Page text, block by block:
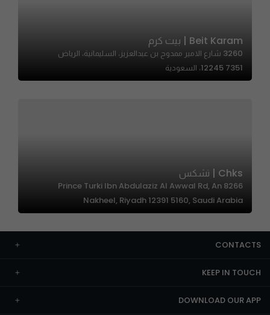
Beit Karam | بيت كرم
3260 شارع الامير ممدوح بن عبدالعزيز، السليمانية، الرياض
12245 7351، السعودية
Chks | تشكس
8266 Prince Turki Ibn Abdulaziz Al Awwal Rd, An
Nakheel, Riyadh 12391 5160, Saudi Arabia
CONTACTS
KEEP IN TOUCH
DOWNLOAD OUR APP